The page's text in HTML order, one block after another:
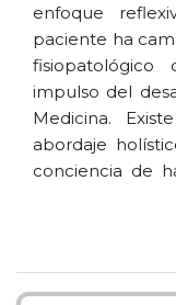
enfoque
paciente ha
impulso del
Medicina.
abordaje
conciencia de